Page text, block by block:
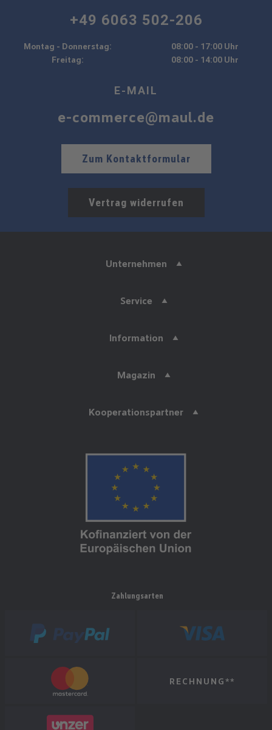
+49 6063 502-206
Montag - Donnerstag:
08:00 - 17:00 Uhr
Freitag:
08:00 - 14:00 Uhr
E-MAIL
e-commerce@maul.de
Zum Kontaktformular
Vertrag widerrufen
Unternehmen
Service
Information
Magazin
Kooperationspartner
Zahlungsarten
RECHNUNG**